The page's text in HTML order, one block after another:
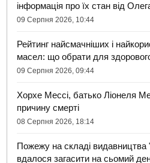
інформація про їх стан від
09 Серпня 2026, 10:44
Рейтинг найсмачніших і
масел: що обрати для
09 Серпня 2026, 09:44
Хорхе Мессі, батько Ліонеля
причину смерті
08 Серпня 2026, 18:14
Пожежу на складі видавництва
вдалося загасити на сьомий